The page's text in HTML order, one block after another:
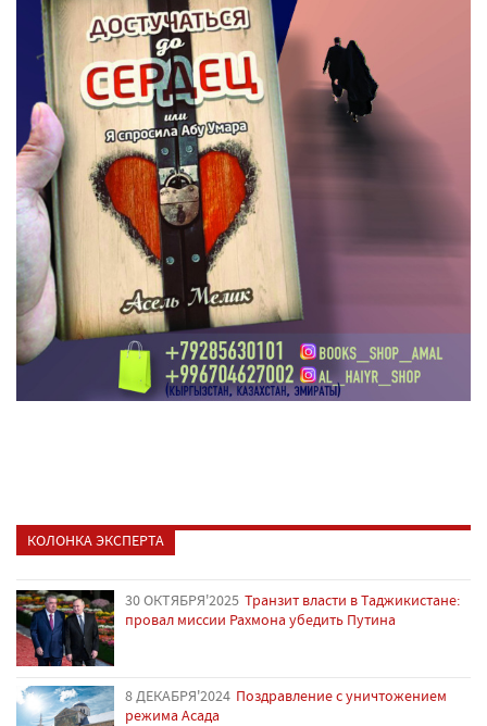
КОЛОНКА ЭКСПЕРТА
30 ОКТЯБРЯ'2025 Транзит власти в Таджикистане:
провал миссии Рахмона убедить Путина
8 ДЕКАБРЯ'2024 Поздравление с уничтожением
режима Асада